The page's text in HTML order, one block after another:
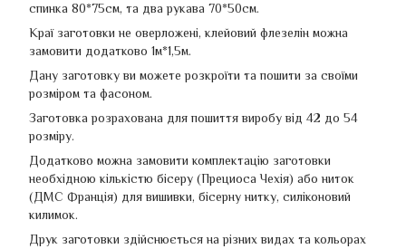
спинка 80*75см, та два рукава 70*50см.
Краї заготовки не оверложені, клейовий флезелін можна
замовити додатково 1м*1,5м.
Дану заготовку ви можете розкроїти та пошити за своїми
розміром та фасоном.
Заготовка розрахована для пошиття виробу від 42 до 54
розміру.
Додатково можна замовити комплектацію заготовки
необхідною кількістю бісеру (Прециоса Чехія) або ниток
(ДМС Франція) для вишивки, бісерну нитку, силіконовий
килимок.
Друк заготовки здійснюється на різних видах та кольорах